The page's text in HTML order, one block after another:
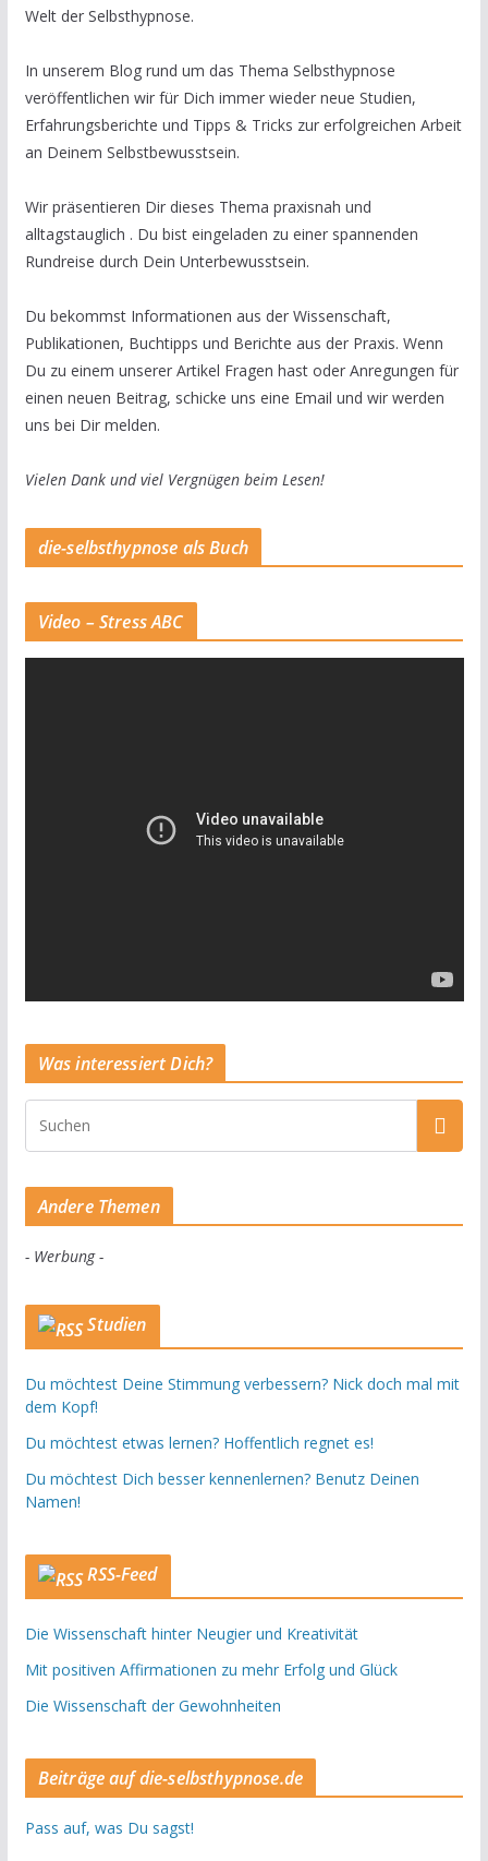
Welt der Selbsthypnose.
In unserem Blog rund um das Thema Selbsthypnose
veröffentlichen wir für Dich immer wieder neue Studien,
Erfahrungsberichte und Tipps & Tricks zur erfolgreichen Arbeit
an Deinem Selbstbewusstsein.
Wir präsentieren Dir dieses Thema praxisnah und
alltagstauglich . Du bist eingeladen zu einer spannenden
Rundreise durch Dein Unterbewusstsein.
Du bekommst Informationen aus der Wissenschaft,
Publikationen, Buchtipps und Berichte aus der Praxis. Wenn
Du zu einem unserer Artikel Fragen hast oder Anregungen für
einen neuen Beitrag, schicke uns eine Email und wir werden
uns bei Dir melden.
Vielen Dank und viel Vergnügen beim Lesen!
die-selbsthypnose als Buch
Video – Stress ABC
Was interessiert Dich?
Andere Themen
- Werbung -
Studien
Du möchtest Deine Stimmung verbessern? Nick doch mal mit
dem Kopf!
Du möchtest etwas lernen? Hoffentlich regnet es!
Du möchtest Dich besser kennenlernen? Benutz Deinen
Namen!
RSS-Feed
Die Wissenschaft hinter Neugier und Kreativität
Mit positiven Affirmationen zu mehr Erfolg und Glück
Die Wissenschaft der Gewohnheiten
Beiträge auf die-selbsthypnose.de
Pass auf, was Du sagst!